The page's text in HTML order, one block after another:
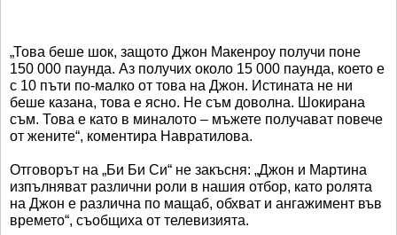
„Това беше шок, защото Джон Макенроу получи поне
150 000 паунда. Аз получих около 15 000 паунда, което е
с 10 пъти по-малко от това на Джон. Истината не ни
беше казана, това е ясно. Не съм доволна. Шокирана
съм. Това е като в миналото – мъжете получават повече
от жените“, коментира Навратилова.
Отговорът на „Би Би Си“ не закъсня: „Джон и Мартина
изпълняват различни роли в нашия отбор, като ролята
на Джон е различна по мащаб, обхват и ангажимент във
времето“, съобщиха от телевизията.